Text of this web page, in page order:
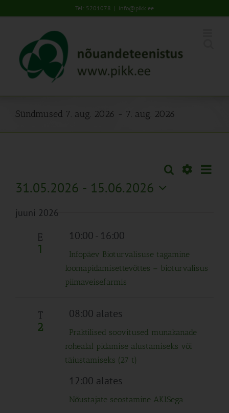
to
Tel: 5201078 | info@pikk.ee
Sündmused 7. aug. 2026 - 7. aug. 2026
Sündmused
Search
Otsi
31.05.2026 - 15.06.2026
kuupäev.
juuni 2026
E
1
10:00- 16:00
Infopäev Bioturvalisuse tagamine
loomapidamisettevõttes – bioturvalisus
piimaveisefarmis
T
2
08:00 alates
Praktilised soovitused munakanade
rohealal pidamise alustamiseks või
täiustamiseks (27 t)
12:00 alates
Nõustajate seostamine AKISega